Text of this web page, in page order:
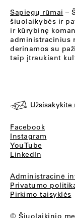
Sapiegų rūmai –
šiuolaikybės ir
ir kūrybinę
administracinius
derinamos su
taip įtraukiant
Facebook
Instagram
YouTube
LinkedIn
Administracinė
Privatumo
Pirkimo taisyklės
© Šiuolaikinio